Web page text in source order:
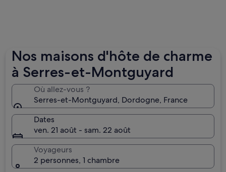
Nos maisons d'hôte de charme
à Serres-et-Montguyard
Où allez-vous ?
Serres-et-Montguyard, Dordogne, France
Dates
ven. 21 août - sam. 22 août
Voyageurs
2 personnes, 1 chambre